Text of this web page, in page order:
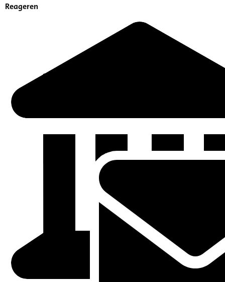
Reageren